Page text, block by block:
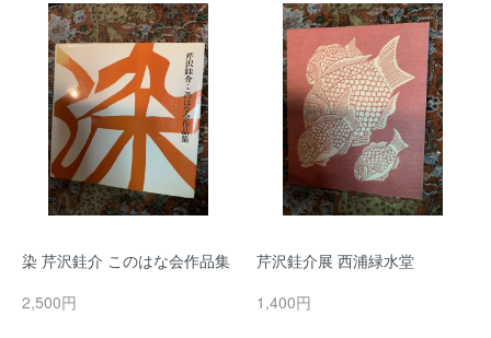
染 芹沢銈介 このはな会作品集
2,500円
芹沢銈介展 西浦緑水堂
1,400円